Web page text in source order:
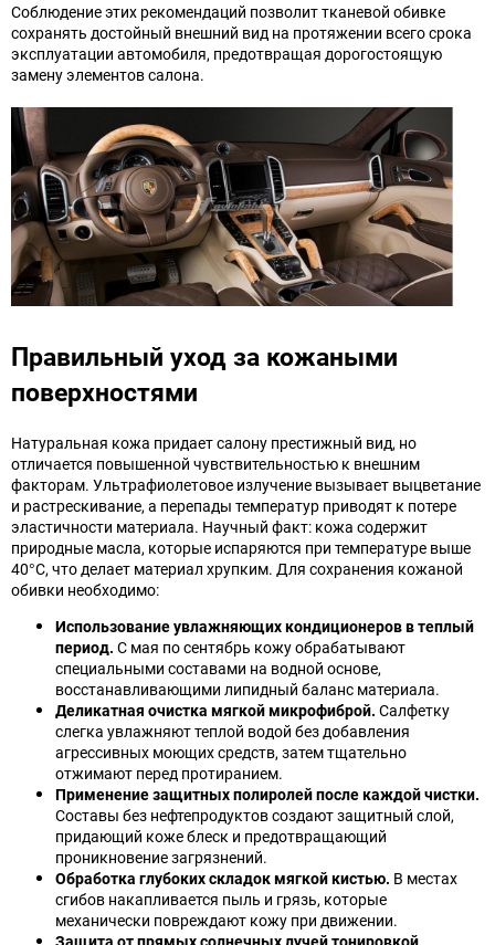
Соблюдение этих рекомендаций позволит тканевой обивке
сохранять достойный внешний вид на протяжении всего срока
эксплуатации автомобиля, предотвращая дорогостоящую
замену элементов салона.
Правильный уход за кожаными
поверхностями
Натуральная кожа придает салону престижный вид, но
отличается повышенной чувствительностью к внешним
факторам. Ультрафиолетовое излучение вызывает выцветание
и растрескивание, а перепады температур приводят к потере
эластичности материала. Научный факт: кожа содержит
природные масла, которые испаряются при температуре выше
40°C, что делает материал хрупким. Для сохранения кожаной
обивки необходимо:
Использование увлажняющих кондиционеров в теплый
период. С мая по сентябрь кожу обрабатывают
специальными составами на водной основе,
восстанавливающими липидный баланс материала.
Деликатная очистка мягкой микрофиброй. Салфетку
слегка увлажняют теплой водой без добавления
агрессивных моющих средств, затем тщательно
отжимают перед протиранием.
Применение защитных полиролей после каждой чистки.
Составы без нефтепродуктов создают защитный слой,
придающий коже блеск и предотвращающий
проникновение загрязнений.
Обработка глубоких складок мягкой кистью. В местах
сгибов накапливается пыль и грязь, которые
механически повреждают кожу при движении.